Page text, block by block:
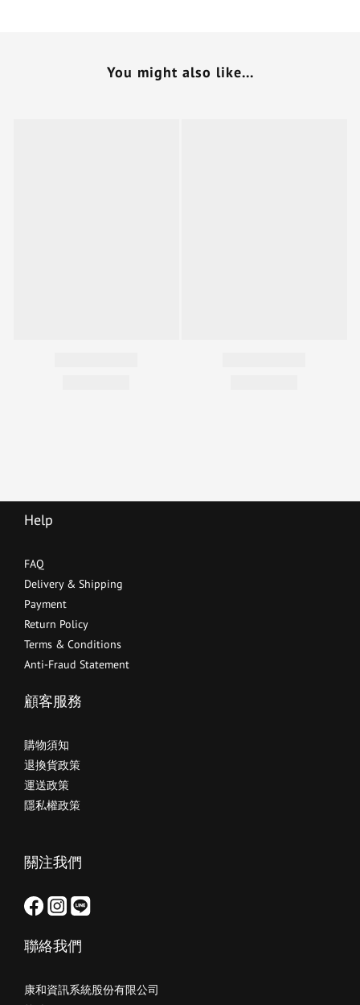
You might also like...
Help
FAQ
Delivery & Shipping
Payment
Return Policy
Terms & Conditions
Anti-Fraud Statement
顧客服務
購物須知
退換貨政策
運送政策
隱私權政策
關注我們
聯絡我們
康和資訊系統股份有限公司